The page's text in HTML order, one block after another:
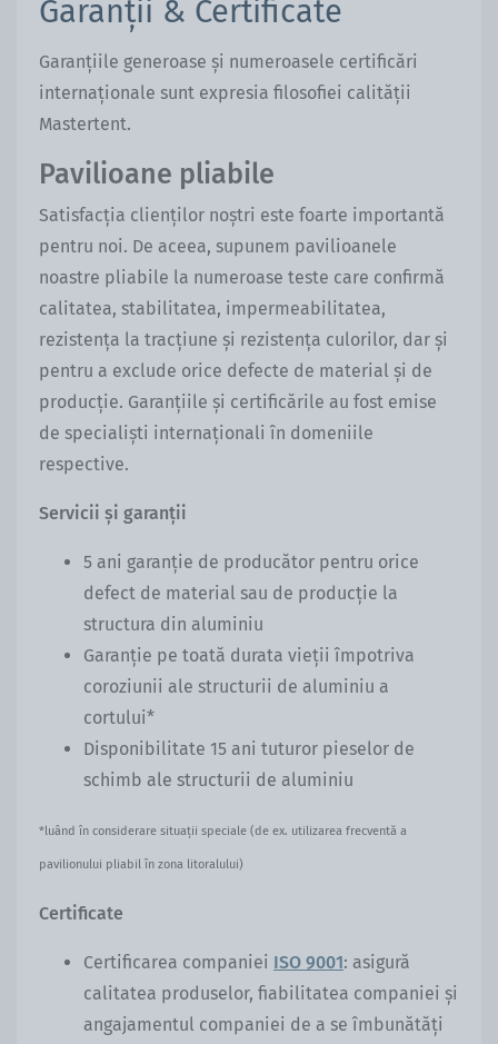
Garanții & Certificate
Garanțiile generoase și numeroasele certificări
internaționale sunt expresia filosofiei calității
Mastertent.
Pavilioane pliabile
Satisfacția clienților noștri este foarte importantă
pentru noi. De aceea, supunem pavilioanele
noastre pliabile la numeroase teste care confirmă
calitatea, stabilitatea, impermeabilitatea,
rezistența la tracțiune și rezistența culorilor, dar și
pentru a exclude orice defecte de material și de
producție. Garanțiile și certificările au fost emise
de specialiști internaționali în domeniile
respective.
Servicii și garanții
5 ani garanție de producător pentru orice
defect de material sau de producție la
structura din aluminiu
Garanție pe toată durata vieții împotriva
coroziunii ale structurii de aluminiu a
cortului*
Disponibilitate 15 ani tuturor pieselor de
schimb ale structurii de aluminiu
*luând în considerare situații speciale (de ex. utilizarea frecventă a
pavilionului pliabil în zona litoralului)
Certificate
Certificarea companiei ISO 9001: asigură
calitatea produselor, fiabilitatea companiei și
angajamentul companiei de a se îmbunătăți